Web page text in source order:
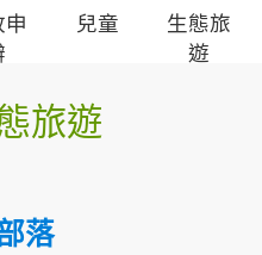
申
兒童
生態旅
遊
旅遊
落